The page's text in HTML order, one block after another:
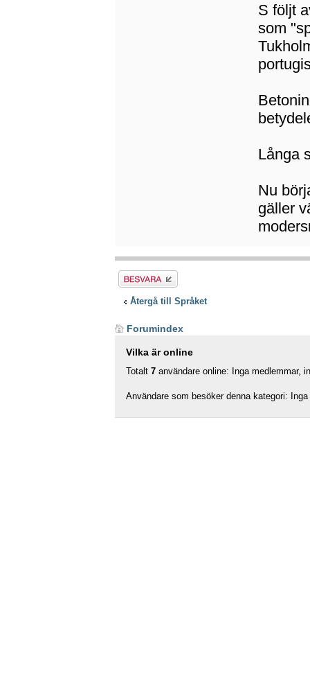
S följt
som
Långa
Nu
gäller
Besvara
Återgå till Språket
Forumindex
Vilka är online
Totalt 7 användare online: Inga medlemmar,
Användare som besöker denna kategori: